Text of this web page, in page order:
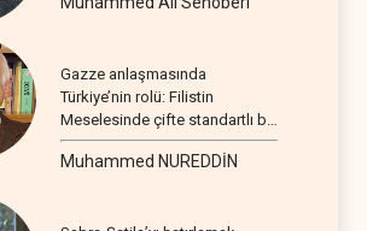
Gazze anlaşmasında
Türkiye’nin rolü: Filistin
Meselesinde çifte standartlı bir
seyir
Muhammed NUREDDİN